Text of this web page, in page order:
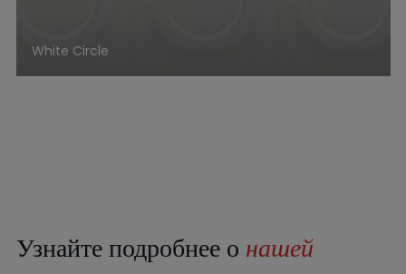
White Circle
Узнайте подробнее о нашей